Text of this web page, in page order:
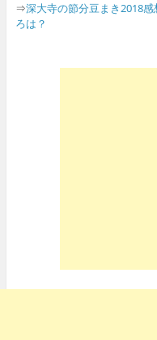
⇒深大寺の節分豆まき2018
ろは？